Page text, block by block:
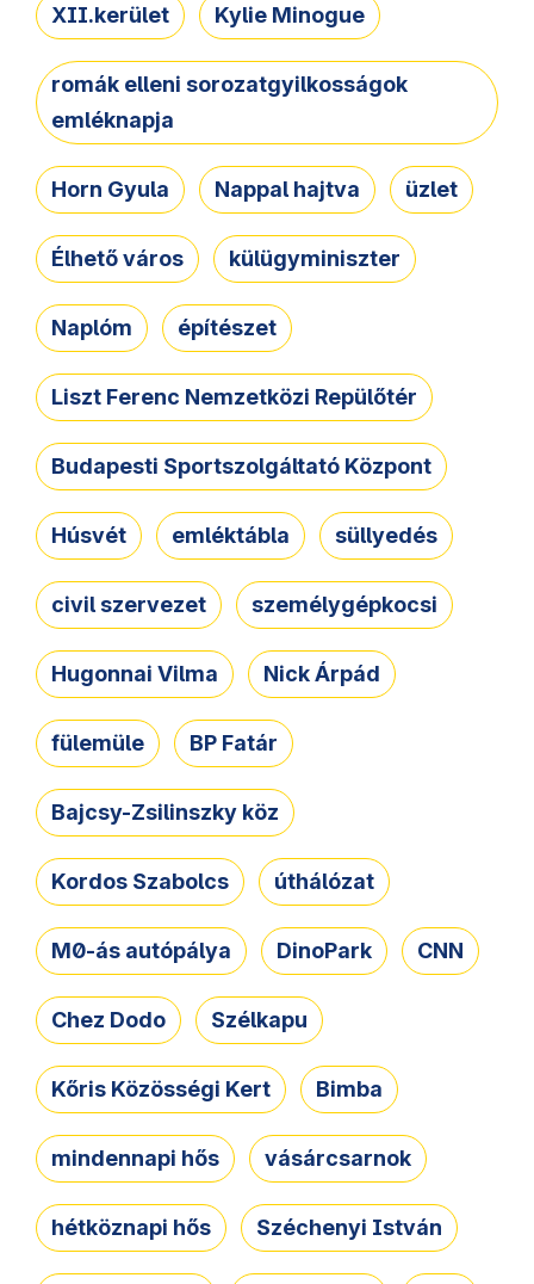
XII.kerület Kylie Minogue
romák elleni sorozatgyilkosságok
emléknapja
Horn Gyula Nappal hajtva üzlet
Élhető város külügyminiszter
Naplóm építészet
Liszt Ferenc Nemzetközi Repülőtér
Budapesti Sportszolgáltató Központ
Húsvét emléktábla süllyedés
civil szervezet személygépkocsi
Hugonnai Vilma Nick Árpád
fülemüle BP Fatár
Bajcsy-Zsilinszky köz
Kordos Szabolcs úthálózat
M0-ás autópálya DinoPark CNN
Chez Dodo Szélkapu
Kőris Közösségi Kert Bimba
mindennapi hős vásárcsarnok
hétköznapi hős Széchenyi István